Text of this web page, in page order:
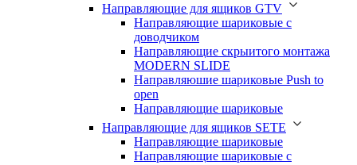
Направляющие для ящиков GTV
Направляющие шариковые с
доводчиком
Направляющие скрыитого монтажа
MODERN SLIDE
Направляюшие шариковые Push to
open
Направляющие шариковые
Направляющие для ящиков SETE
Направляющие шариковые
Направляющие шариковые с